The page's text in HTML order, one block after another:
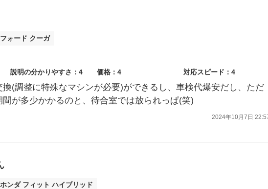
ォード クーガ
説明の分かりやすさ：4 価格：4 対応スピード：4
(調整に特殊なマシンが必要)ができるし、車検代爆安だし、ただ
が多少かかるのと、待合室では放られっぱ(笑)
2024年10月7日
ンダ フィット ハイブリッド